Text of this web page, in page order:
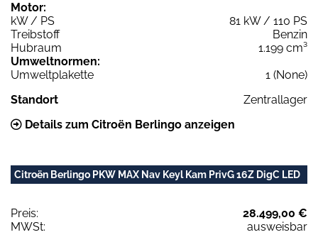
Motor:
kW / PS
81 kW / 110 PS
Treibstoff
Benzin
Hubraum
1.199 cm³
Umweltnormen:
Umweltplakette
1 (None)
Standort
Zentrallager
Details zum Citroën Berlingo anzeigen
Citroën Berlingo PKW MAX Nav Keyl Kam PrivG 16Z DigC LED
Preis:
28.499,00 €
MWSt:
ausweisbar